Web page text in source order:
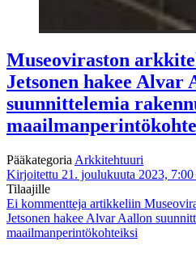
Museoviraston
Jetsonen hakee Alvar
suunnittelemia
Pääkategoria Arkkitehtuuri
Kirjoitettu 21. joulukuuta 2023, 7:00
Tilaajille
Ei kommentteja artikkeliin
Jetsonen hakee Alvar Aallon
maailmanperintökohteiksi